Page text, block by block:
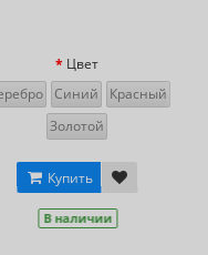
Купить
В наличии